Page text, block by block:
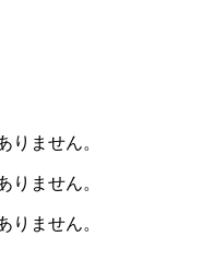
りません。
りません。
りません。